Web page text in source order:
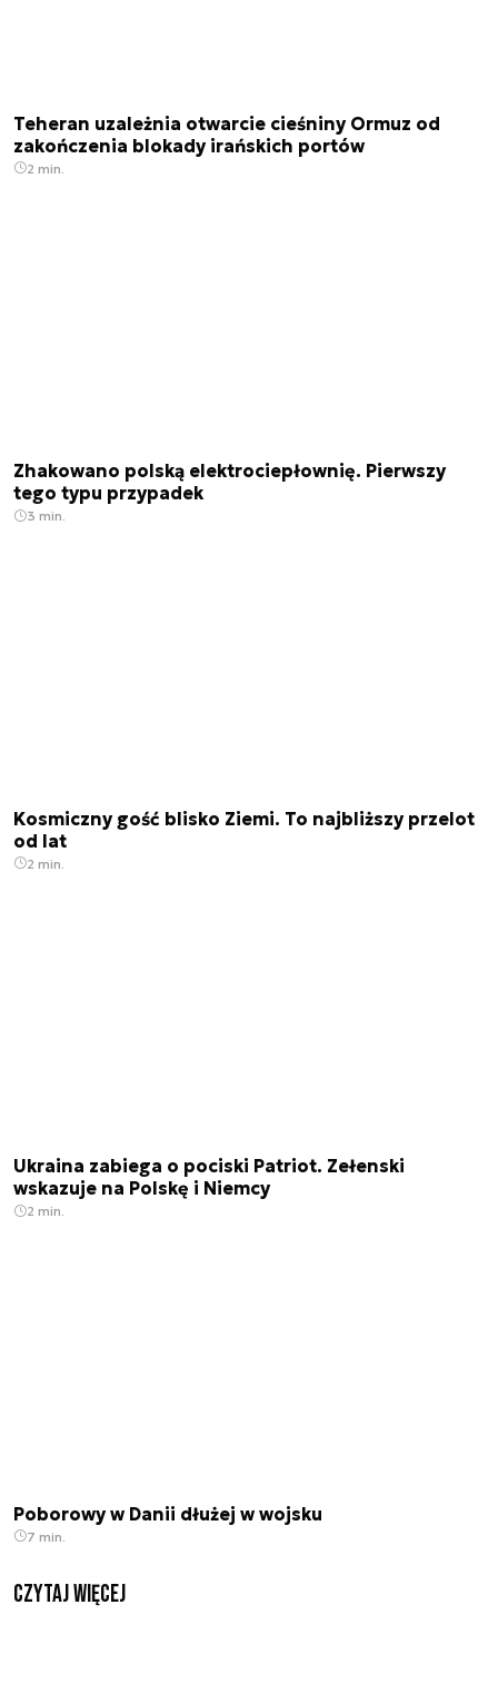
Teheran uzależnia otwarcie cieśniny Ormuz od
zakończenia blokady irańskich portów
2 min.
Zhakowano polską elektrociepłownię. Pierwszy
tego typu przypadek
3 min.
Kosmiczny gość blisko Ziemi. To najbliższy przelot
od lat
2 min.
Ukraina zabiega o pociski Patriot. Zełenski
wskazuje na Polskę i Niemcy
2 min.
Poborowy w Danii dłużej w wojsku
7 min.
czytaj więcej